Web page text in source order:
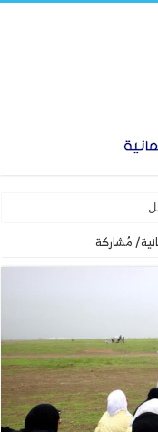
“أساسيات التصم
مُشاركة